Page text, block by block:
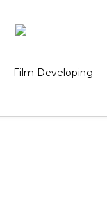
Film Developing